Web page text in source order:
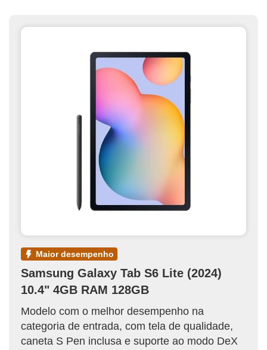
maior desempenho
Samsung Galaxy Tab S6 Lite (2024)
10.4" 4GB RAM 128GB
Modelo com o melhor desempenho na
categoria de entrada, com tela de qualidade,
caneta S Pen inclusa e suporte ao modo DeX